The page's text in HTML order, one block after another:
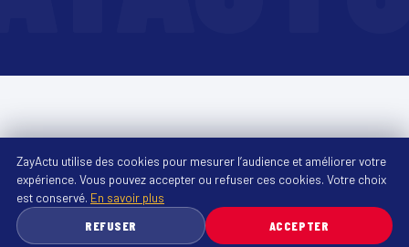
ZayActu utilise des cookies pour mesurer l’audience et améliorer votre
expérience. Vous pouvez accepter ou refuser ces cookies. Votre choix
est conservé. En savoir plus
REFUSER
ACCEPTER